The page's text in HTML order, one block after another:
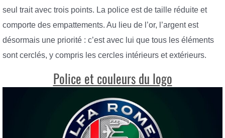
seul trait avec trois points. La police est de taille réduite et
comporte des empattements. Au lieu de l’or, l’argent est
désormais une priorité : c’est avec lui que tous les éléments
sont cerclés, y compris les cercles intérieurs et extérieurs.
Police et couleurs du logo